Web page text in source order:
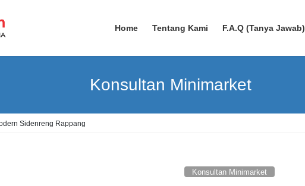
Home Tentang Kami F.A.Q (Tanya Jawab)
Konsultan Minimarket
Sidenreng Rappang
Konsultan Minimarket